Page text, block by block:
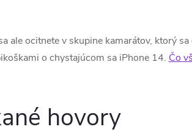
ale ocitnete v skupine kamarátov, ktorý
o chystajúcom sa iPhone 14. Čo
hovory